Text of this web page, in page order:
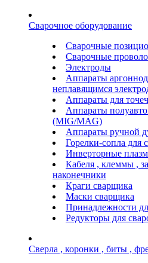
Сварочное оборудование
Сварочные
Сварочные
Электроды
Аппараты
неплавящимся
Аппараты для
Аппараты
(MIG/MAG)
Аппараты ручной
Горелки-сопла для
Инверторные
Кабеля , клеммы ,
наконечники
Краги сварщика
Маски сварщика
Принадлежности
Редукторы для
Сверла , коронки , биты ,